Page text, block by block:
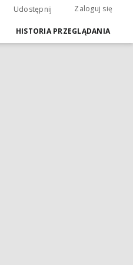
Udostępnij Zaloguj się
HISTORIA PRZEGLĄDANIA